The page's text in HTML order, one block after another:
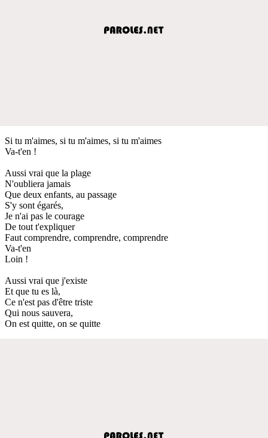
Si tu m'aimes, si tu m'aimes, si tu m'aimes
Va-t'en !
Aussi vrai que la plage
N'oubliera jamais
Que deux enfants, au passage
S'y sont égarés,
Je n'ai pas le courage
De tout t'expliquer
Faut comprendre, comprendre, comprendre
Va-t'en
Loin !
Aussi vrai que j'existe
Et que tu es là,
Ce n'est pas d'être triste
Qui nous sauvera,
On est quitte, on se quitte